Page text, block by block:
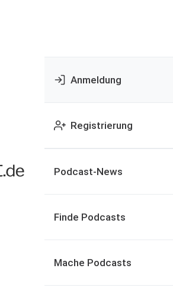
Anmeldung
Registrierung
Podcast-News
Finde Podcasts
Mache Podcasts